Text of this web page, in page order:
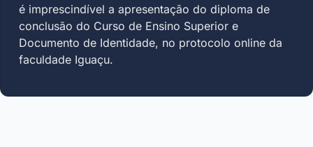
é imprescindível a apresentação do diploma de
conclusão do Curso de Ensino Superior e
Documento de Identidade, no protocolo online da
faculdade Iguaçu.